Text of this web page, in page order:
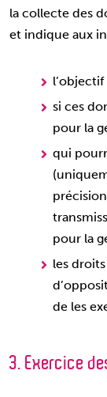
la collecte des
et indique aux
si ces
pour la
qui
pour la
les
de les
3. Exercice